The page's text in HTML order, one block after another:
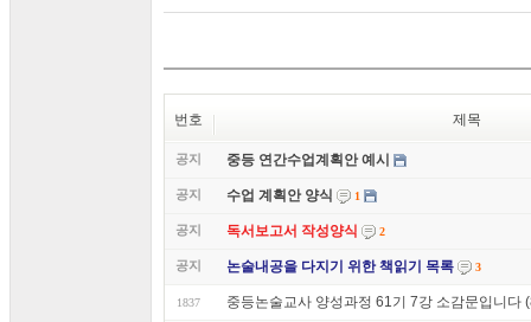
번호 제목
공지 중등 연간수업계획안 예시
공지 수업 계획안 양식 1
공지 독서보고서 작성양식 2
공지 논술내공을 다지기 위한 책읽기 목록 3
1837 중등논술교사 양성과정 61기 7강 소감문입니다